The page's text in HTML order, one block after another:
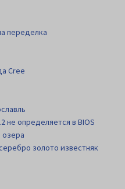
переделка
Cree
не определяется в BIOS
озера
золото известняк